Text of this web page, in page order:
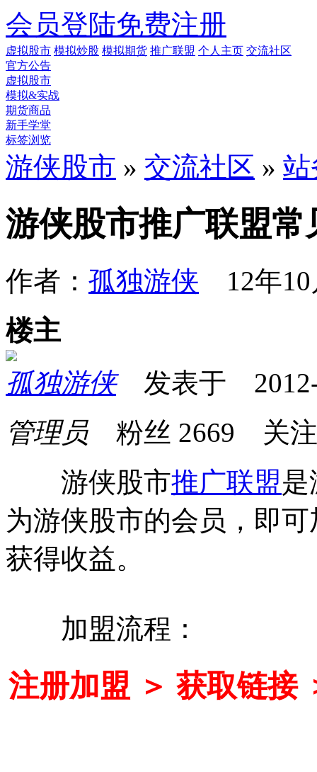
会员登陆免费注册
虚拟股市 模拟炒股 模拟期货 推广联盟 个人主页 交流社区
官方公告
虚拟股市
模拟&实战
期货商品
新手学堂
标签浏览
游侠股市 » 交流社区 » 站
游侠股市推广联盟常
作者： 孤独游侠 12年10
楼主
孤独游侠发表于 2012-
管理员 粉丝 2669 关
游侠股市推广联盟是
为游侠股市的会员，即
获得收益。
加盟流程：
注册加盟 ＞ 获取链接